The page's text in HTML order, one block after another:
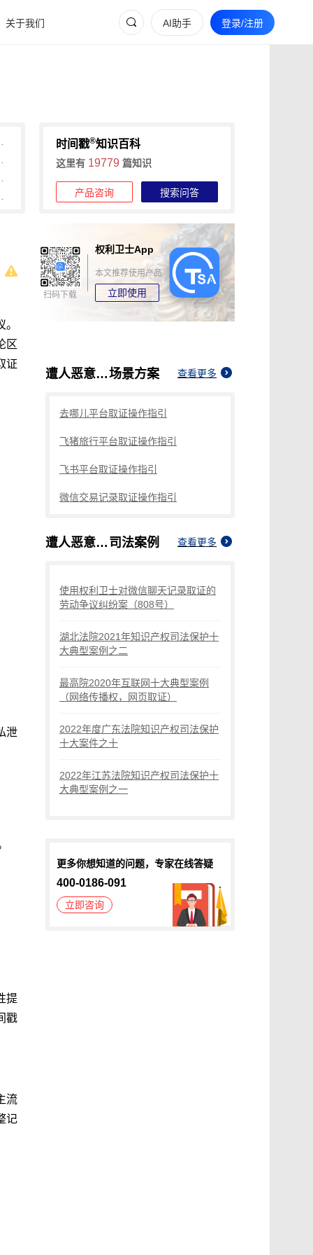
关于我们 AI助手 登录/注册
时间戳®知识百科
这里有 19779 篇知识
产品咨询 搜索问答
区
证
泄
提
戳
流
记
扫码下载
权利卫士App
本文推荐使用产品
立即使用
遭人恶意诽谤怎么固定证据场景方案 查看更多
去哪儿平台取证操作指引
飞猪旅行平台取证操作指引
飞书平台取证操作指引
微信交易记录取证操作指引
遭人恶意诽谤怎么固定证据 司法案例 查看更多
使用权利卫士对微信聊天记录取证的
劳动争议纠纷案（808号）
湖北法院2021年知识产权司法保护十
大典型案例之二
最高院2020年互联网十大典型案例
（网络传播权，网页取证）
2022年度广东法院知识产权司法保护
十大案件之十
2022年江苏法院知识产权司法保护十
大典型案例之一
更多你想知道的问题，专家在线答疑
400-0186-091
立即咨询